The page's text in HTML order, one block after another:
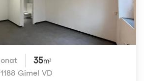
35m²
1188 Gimel VD